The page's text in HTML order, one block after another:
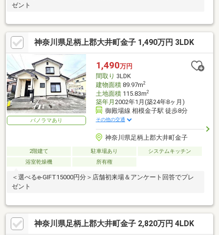
ゼント
神奈川県足柄上郡大井町金子 1,490万円 3LDK
パノラマあり
1,490万円
間取り 3LDK
建物面積89.97m2
土地面積115.83m2
築年月 2002年1月(築24年8ヶ月)
御殿場線 相模金子駅 徒歩8分
その他の交通
神奈川県足柄上郡大井町金子
2階建て 駐車場あり
システムキッチン
浴室乾燥機
所有権
＜選べるe-GIFT15000円分＞店舗初来場＆アンケート回答でプレ
ゼント
神奈川県足柄上郡大井町金子 2,820万円 4LDK